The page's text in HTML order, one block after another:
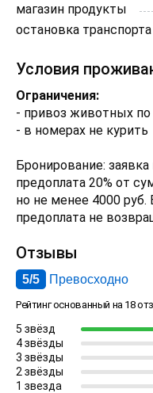
магазин продукты
остановка транспорта
Условия
Ограничения:
- привоз животных по
- в номерах не курить
Бронирование:
предоплата 20% от
но не менее 4000 руб.
предоплата не
Отзывы
5/5 Превосходно
Рейтинг основанный на 18
5 звёзд
4 звёзды
3 звёзды
2 звёзды
1 звезда